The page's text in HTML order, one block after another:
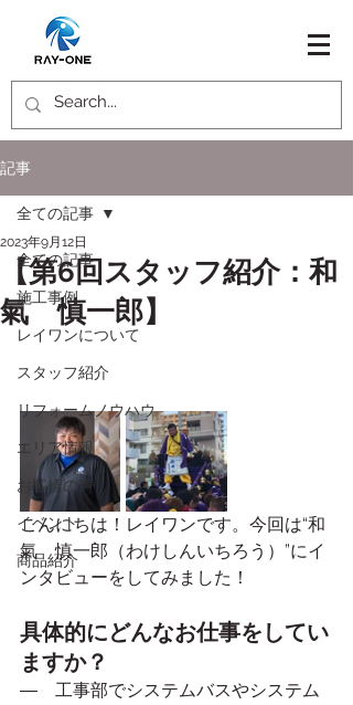
記事
全ての記事
施工事例
レイワンについて
スタッフ紹介
リフォームノウハウ
エリア情報
お客様の声
イベント
商品紹介
全ての記事
【第6回スタッフ紹介：和
氣 慎一郎】
2023年9月12日
こんにちは！レイワンです。今回は“和
氣　慎一郎（わけしんいちろう）”にイ
ンタビューをしてみました！
具体的にどんなお仕事をしてい
ますか？
―　工事部でシステムバスやシステム